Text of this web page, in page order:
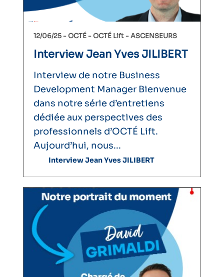
12/06/25 -OCTÉ OCTÉ Lift ASCENSEURS
Interview Jean Yves JILIBERT
Interview de notre Business
Development Manager Bienvenue
dans notre série d’entretiens
dédiée aux perspectives des
professionnels d’OCTÉ Lift.
Aujourd’hui, nous...
Interview Jean Yves JILIBERT